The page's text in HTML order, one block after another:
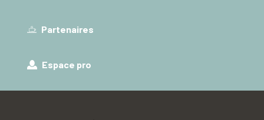
Partenaires
Espace pro